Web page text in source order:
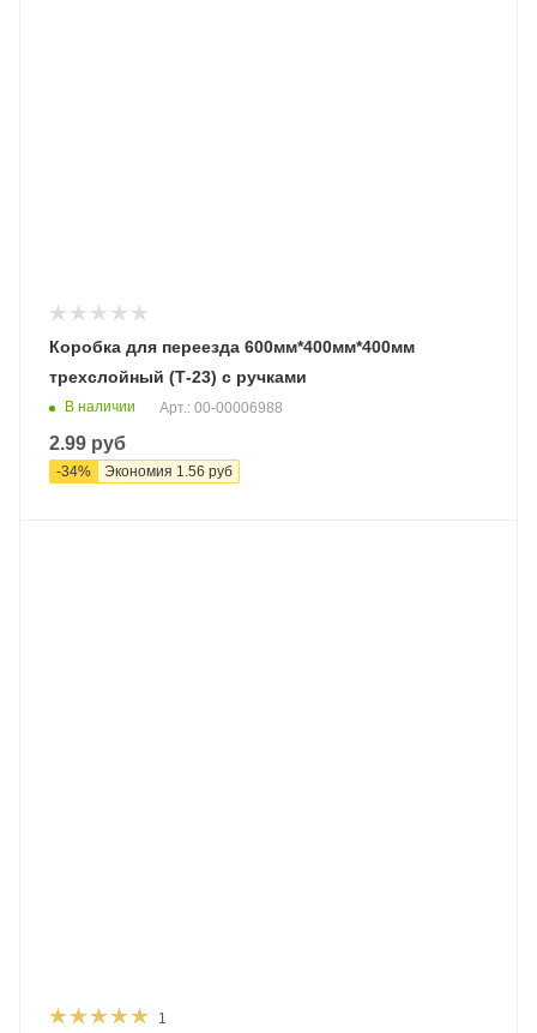
Коробка для переезда 600мм*400мм*400мм
трехслойный (Т-23) с ручками
В наличии Арт.: 00-00006988
2.99 руб
-34% Экономия 1.56 руб
1